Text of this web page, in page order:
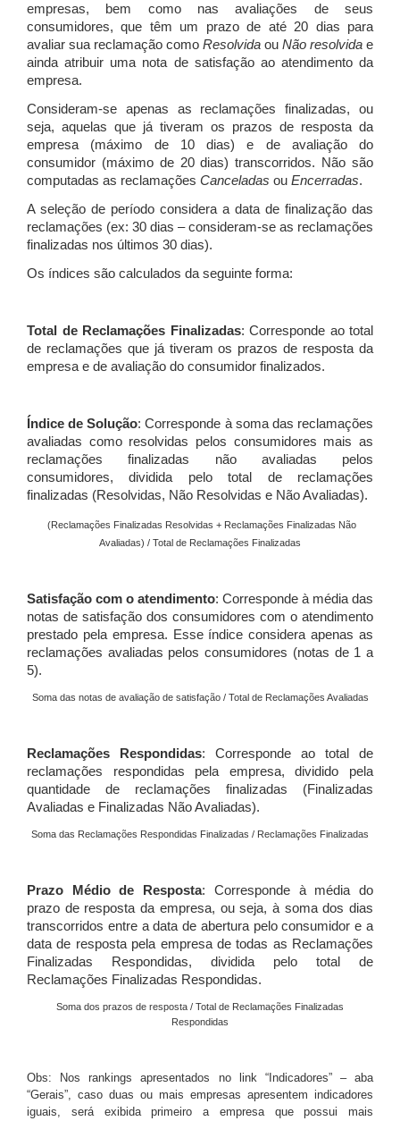
empresas, bem como nas avaliações de seus
consumidores, que têm um prazo de até 20 dias para
avaliar sua reclamação como Resolvida ou Não resolvida e
ainda atribuir uma nota de satisfação ao atendimento da
empresa.
Consideram-se apenas as reclamações finalizadas, ou
seja, aquelas que já tiveram os prazos de resposta da
empresa (máximo de 10 dias) e de avaliação do
consumidor (máximo de 20 dias) transcorridos. Não são
computadas as reclamações Canceladas ou Encerradas.
A seleção de período considera a data de finalização das
reclamações (ex: 30 dias – consideram-se as reclamações
finalizadas nos últimos 30 dias).
Os índices são calculados da seguinte forma:
Total de Reclamações Finalizadas: Corresponde ao total
de reclamações que já tiveram os prazos de resposta da
empresa e de avaliação do consumidor finalizados.
Índice de Solução: Corresponde à soma das reclamações
avaliadas como resolvidas pelos consumidores mais as
reclamações finalizadas não avaliadas pelos
consumidores, dividida pelo total de reclamações
finalizadas (Resolvidas, Não Resolvidas e Não Avaliadas).
(Reclamações Finalizadas Resolvidas + Reclamações Finalizadas Não
Avaliadas) / Total de Reclamações Finalizadas
Satisfação com o atendimento: Corresponde à média das
notas de satisfação dos consumidores com o atendimento
prestado pela empresa. Esse índice considera apenas as
reclamações avaliadas pelos consumidores (notas de 1 a
5).
Soma das notas de avaliação de satisfação / Total de Reclamações Avaliadas
Reclamações Respondidas: Corresponde ao total de
reclamações respondidas pela empresa, dividido pela
quantidade de reclamações finalizadas (Finalizadas
Avaliadas e Finalizadas Não Avaliadas).
Soma das Reclamações Respondidas Finalizadas / Reclamações Finalizadas
Prazo Médio de Resposta: Corresponde à média do
prazo de resposta da empresa, ou seja, à soma dos dias
transcorridos entre a data de abertura pelo consumidor e a
data de resposta pela empresa de todas as Reclamações
Finalizadas Respondidas, dividida pelo total de
Reclamações Finalizadas Respondidas.
Soma dos prazos de resposta / Total de Reclamações Finalizadas
Respondidas
Obs: Nos rankings apresentados no link “Indicadores” – aba
“Gerais”, caso duas ou mais empresas apresentem indicadores
iguais, será exibida primeiro a empresa que possui mais